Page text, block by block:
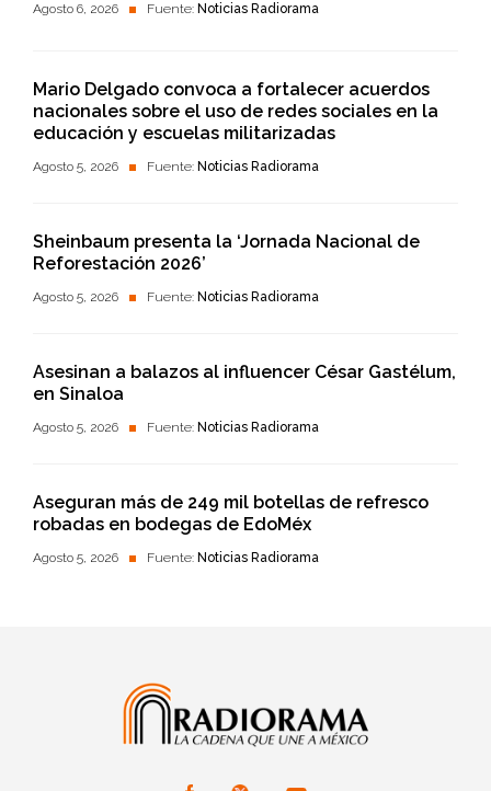
Agosto 6, 2026 Fuente: Noticias Radiorama
Mario Delgado convoca a fortalecer acuerdos
nacionales sobre el uso de redes sociales en la
educación y escuelas militarizadas
Agosto 5, 2026 Fuente: Noticias Radiorama
Sheinbaum presenta la ‘Jornada Nacional de
Reforestación 2026’
Agosto 5, 2026 Fuente: Noticias Radiorama
Asesinan a balazos al influencer César Gastélum,
en Sinaloa
Agosto 5, 2026 Fuente: Noticias Radiorama
Aseguran más de 249 mil botellas de refresco
robadas en bodegas de EdoMéx
Agosto 5, 2026 Fuente: Noticias Radiorama